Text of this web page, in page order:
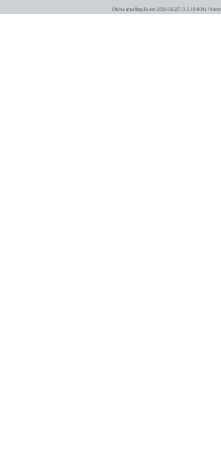
Última atualização em 2026-02-25 | 3.3.15-6041 |